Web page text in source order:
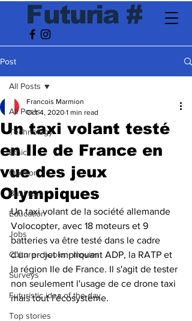
Futuria #
Post
All Posts
Technology
Ethics
Opinion
Business
Education
Jobs
Culture - books - movies
Surveys
Futuristic idea of the day
Top stories
All Posts
Un taxi volant testé
en Ile de France en
vue des jeux
Olympiques
Francois Marmion
Oct 4, 2020 1 min read
Un taxi volant de la société allemande
Volocopter, avec 18 moteurs et 9
batteries va être testé dans le cadre
d'un projet impliquant ADP, la RATP et
la région Ile de France. Il s'agit de tester
non seulement l'usage de ce drone taxi
mais tout l'écosystème.